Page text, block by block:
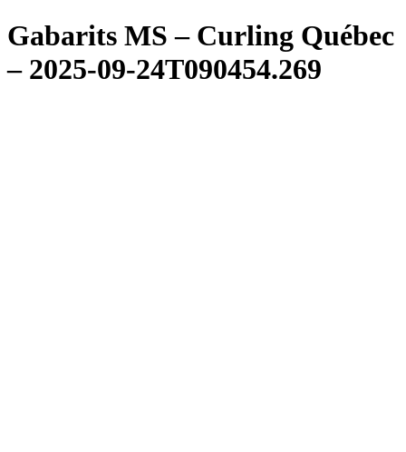
Gabarits MS – Curling Québec
– 2025-09-24T090454.269